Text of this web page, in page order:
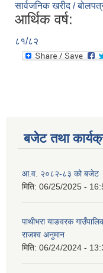
सार्वजनिक खरीद /
आर्थिक वर्ष:
८१/८२
बजेट तथा
आ.व. २०८२-८३ को बजेट
मिति: 06/25/2025 -
पाथीभरा याङवरक
राजश्व अनुमान
मिति: 06/24/2024 -